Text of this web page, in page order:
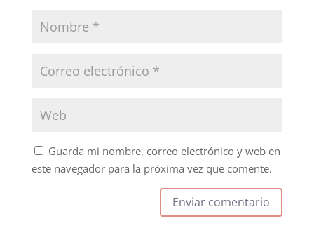
Guarda mi nombre, correo electrónico y web en
este navegador para la próxima vez que comente.